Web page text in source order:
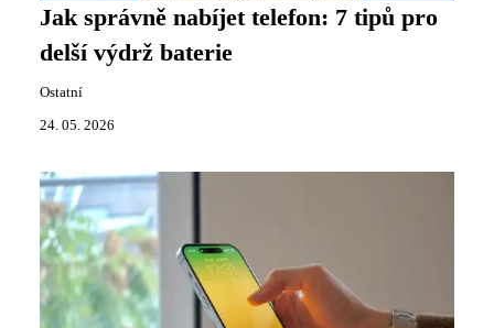
Jak správně nabíjet telefon: 7 tipů pro
delší výdrž baterie
Ostatní
24. 05. 2026